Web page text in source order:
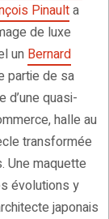
Pinaulta
de luxe
un Bernard
partie de sa
quasi-
halle au
transformée
Une maquette
évolutions y
japonais